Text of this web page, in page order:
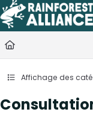
Affichage des